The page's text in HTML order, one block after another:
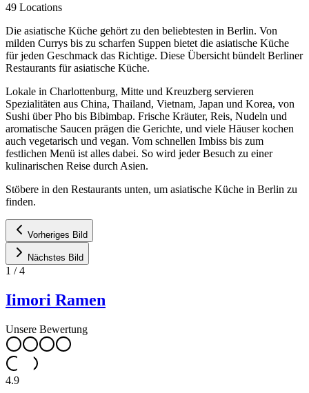
49 Locations
Die asiatische Küche gehört zu den beliebtesten in Berlin. Von
milden Currys bis zu scharfen Suppen bietet die asiatische Küche
für jeden Geschmack das Richtige. Diese Übersicht bündelt Berliner
Restaurants für asiatische Küche.
Lokale in Charlottenburg, Mitte und Kreuzberg servieren
Spezialitäten aus China, Thailand, Vietnam, Japan und Korea, von
Sushi über Pho bis Bibimbap. Frische Kräuter, Reis, Nudeln und
aromatische Saucen prägen die Gerichte, und viele Häuser kochen
auch vegetarisch und vegan. Vom schnellen Imbiss bis zum
festlichen Menü ist alles dabei. So wird jeder Besuch zu einer
kulinarischen Reise durch Asien.
Stöbere in den Restaurants unten, um asiatische Küche in Berlin zu
finden.
Vorheriges Bild
Nächstes Bild
1 /4
Iimori Ramen
Unsere Bewertung
4.9